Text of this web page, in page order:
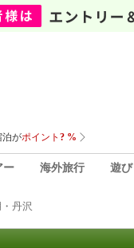
ー 海外旅行 遊
丹沢